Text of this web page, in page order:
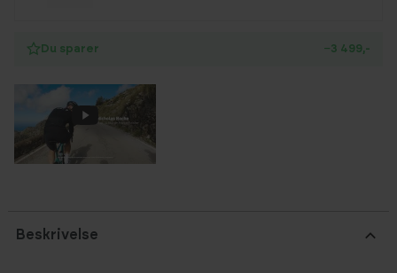
Du sparer −3 499,-
Beskrivelse